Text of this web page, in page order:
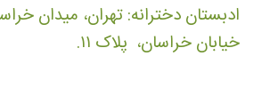
ادبستان دخترانه: تهران، میدان
خیابان خراسان، پلاک ۱۱.